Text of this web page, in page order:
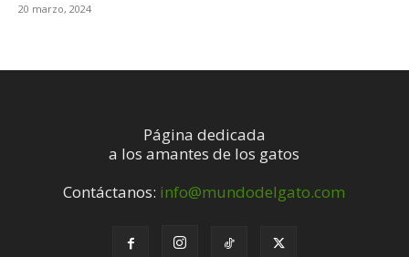
20 marzo, 2024
Página dedicada
a los amantes de los gatos
Contáctanos: info@mundodelgato.com